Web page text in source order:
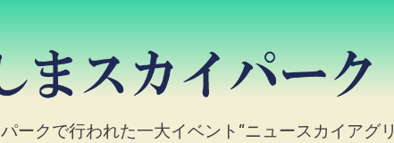
ークで行われた一大イベント“ニュースカイアグリ